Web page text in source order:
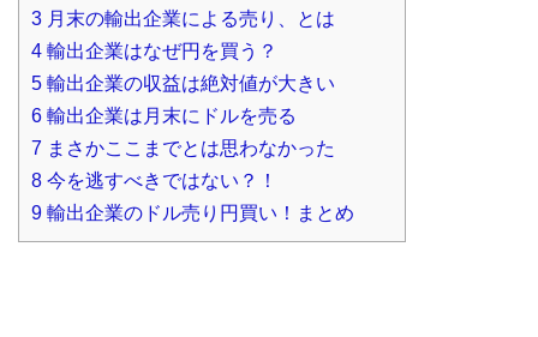
3 月末の輸出企業による売り、とは
4 輸出企業はなぜ円を買う？
5 輸出企業の収益は絶対値が大きい
6 輸出企業は月末にドルを売る
7 まさかここまでとは思わなかった
8 今を逃すべきではない？！
9 輸出企業のドル売り円買い！まとめ